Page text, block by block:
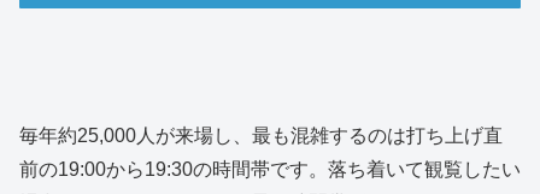
毎年約25,000人が来場し、最も混雑するのは打ち上げ直
前の19:00から19:30の時間帯です。落ち着いて観覧したい